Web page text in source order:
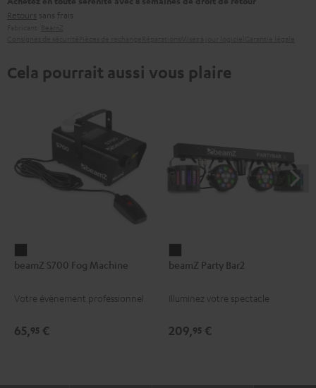
Retours sans frais
Cela pourrait aussi vous plaire
S700
Machine
beamZ S700 Fog Machine
Votre évènement professionnel
65,95 €
Party
Noir
beamZ Party Bar2
Illuminez votre spectacle
209,95 €